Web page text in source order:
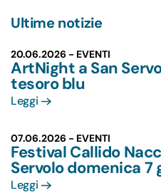
Ultime notizie
20.06.2026 - EVENTI
ArtNight a San
tesoro blu
Leggi
07.06.2026 - EVENTI
Festival Callido
Servolo domenica 7
Leggi